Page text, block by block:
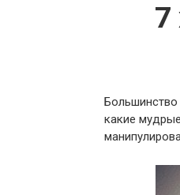
7
какие